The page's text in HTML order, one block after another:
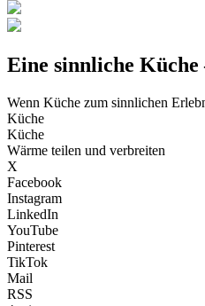
Eine sinnliche Küche
Wenn Küche zum sinnlichen
Küche
Küche
Wärme teilen und verbreiten
X
Facebook
Instagram
LinkedIn
YouTube
Pinterest
TikTok
Mail
RSS